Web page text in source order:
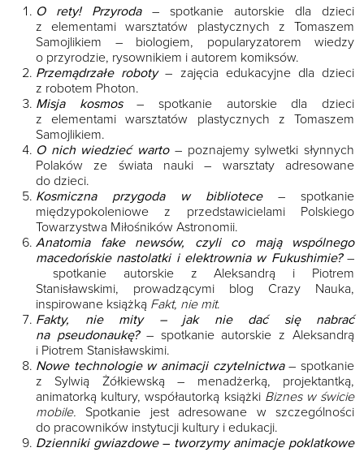
O rety! Przyroda– spotkanie autorskie dla dzieci
z elementami warsztatów plastycznych z Tomaszem
Samojlikiem – biologiem, popularyzatorem wiedzy
o przyrodzie, rysownikiem i autorem komiksów.
Przemądrzałe roboty– zajęcia edukacyjne dla dzieci
z robotem Photon.
Misja kosmos– spotkanie autorskie dla dzieci
z elementami warsztatów plastycznych z Tomaszem
Samojlikiem.
O nich wiedzieć warto– poznajemy sylwetki słynnych
Polaków ze świata nauki – warsztaty adresowane
do dzieci.
Kosmiczna przygoda w bibliotece– spotkanie
międzypokoleniowe z przedstawicielami Polskiego
Towarzystwa Miłośników Astronomii.
Anatomia fake newsów, czyli co mają wspólnego
macedońskie nastolatki i elektrownia w Fukushimie?–
spotkanie autorskie z Aleksandrą i Piotrem
Stanisławskimi, prowadzącymi blog Crazy Nauka,
inspirowane książką Fakt, nie mit.
Fakty, nie mity – jak nie dać się nabrać
na pseudonaukę?– spotkanie autorskie z Aleksandrą
i Piotrem Stanisławskimi.
Nowe technologie w animacji czytelnictwa– spotkanie
z Sylwią Żółkiewską – menadżerką, projektantką,
animatorką kultury, współautorką książki Biznes w świcie
mobile. Spotkanie jest adresowane w szczególności
do pracowników instytucji kultury i edukacji.
Dzienniki gwiazdowe– tworzymy animacje poklatkowe